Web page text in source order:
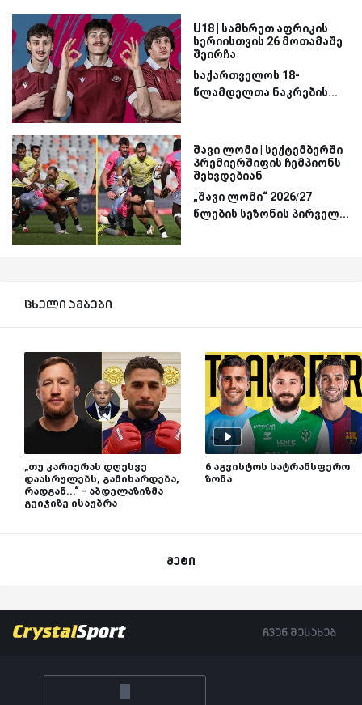
U18 | სამხრეთ აფრიკის
სერიისთვის 26 მოთამაშე
შეირჩა
საქართველოს 18-
წლამდელთა ნაკრების...
შავი ლომი | სექტემბერში
პრემიერშიფის ჩემპიონს
შეხვდებიან
„შავი ლომი“ 2026/27
წლების სეზონის პირველ...
ცხელი ამბები
„თუ კარიერას დღესვე
დაასრულებს, გამიხარდება,
რადგან...“ - აბდელაზიზმა
გეიჯიზე ისაუბრა
6 აგვისტოს სატრანსფერო
ზონა
მეტი
ჩვენ შესახებ